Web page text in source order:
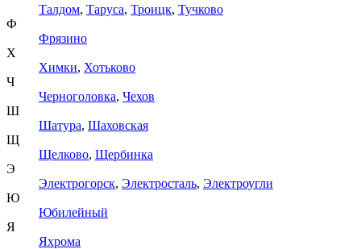
Талдом, Таруса, Троицк, Тучково
Ф
Фрязино
Х
Химки, Хотьково
Ч
Черноголовка, Чехов
Ш
Шатура, Шаховская
Щ
Щелково, Щербинка
Э
Электрогорск, Электросталь, Электроугли
Ю
Юбилейный
Я
Яхрома